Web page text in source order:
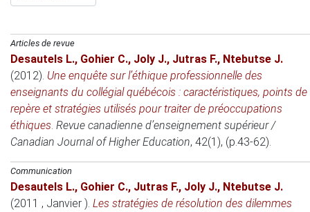
Articles de revue
Desautels L., Gohier C., Joly J., Jutras F., Ntebutse J.
(2012). Une enquête sur l’éthique professionnelle des
enseignants du collégial québécois : caractéristiques, points de
repère et stratégies utilisés pour traiter de préoccupations
éthiques. Revue canadienne d’enseignement supérieur /
Canadian Journal of Higher Education, 42(1), (p.43-62).
Communication
Desautels L., Gohier C., Jutras F., Joly J., Ntebutse J.
(2011 , Janvier ). Les stratégies de résolution des dilemmes